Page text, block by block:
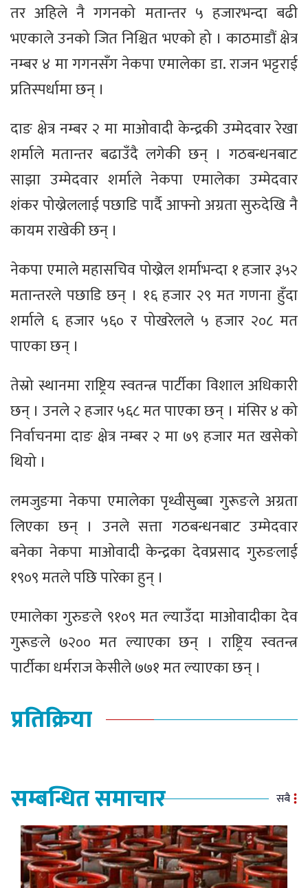
तर अहिले नै गगनको मतान्तर ५ हजारभन्दा बढी
भएकाले उनको जित निश्चित भएको हो । काठमाडौं क्षेत्र
नम्बर ४ मा गगनसँग नेकपा एमालेका डा. राजन भट्टराई
प्रतिस्पर्धामा छन् ।
दाङ क्षेत्र नम्बर २ मा माओवादी केन्द्रकी उम्मेदवार रेखा
शर्माले मतान्तर बढाउँदै लगेकी छन् । गठबन्धनबाट
साझा उम्मेदवार शर्माले नेकपा एमालेका उम्मेदवार
शंकर पोख्रेललाई पछाडि पार्दै आफ्नो अग्रता सुरुदेखि नै
कायम राखेकी छन् ।
नेकपा एमाले महासचिव पोख्रेल शर्माभन्दा १ हजार ३५२
मतान्तरले पछाडि छन् । १६ हजार २९ मत गणना हुँदा
शर्माले ६ हजार ५६० र पोखरेलले ५ हजार २०८ मत
पाएका छन् ।
तेस्रो स्थानमा राष्ट्रिय स्वतन्त्र पार्टीका विशाल अधिकारी
छन् । उनले २ हजार ५६८ मत पाएका छन् । मंसिर ४ को
निर्वाचनमा दाङ क्षेत्र नम्बर २ मा ७९ हजार मत खसेको
थियो ।
लमजुङमा नेकपा एमालेका पृथ्वीसुब्बा गुरूङले अग्रता
लिएका छन् । उनले सत्ता गठबन्धनबाट उम्मेदवार
बनेका नेकपा माओवादी केन्द्रका देवप्रसाद गुरुङलाई
१९०९ मतले पछि पारेका हुन् ।
एमालेका गुरुङले ९१०९ मत ल्याउँदा माओवादीका देव
गुरूङले ७२०० मत ल्याएका छन् । राष्ट्रिय स्वतन्त्र
पार्टीका धर्मराज केसीले ७७१ मत ल्याएका छन् ।
प्रतिक्रिया
सम्बन्धित समाचार सबै